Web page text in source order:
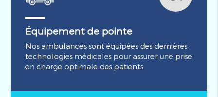
Équipement de pointe
Nos ambulances sont équipées des dernières
technologies médicales pour assurer une prise
en charge optimale des patients.